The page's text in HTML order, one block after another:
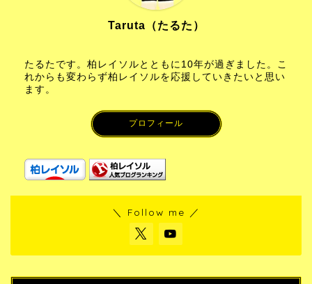
Taruta（たるた）
たるたです。柏レイソルとともに10年が過ぎました。こ
れからも変わらず柏レイソルを応援していきたいと思い
ます。
プロフィール
＼ Follow me ／